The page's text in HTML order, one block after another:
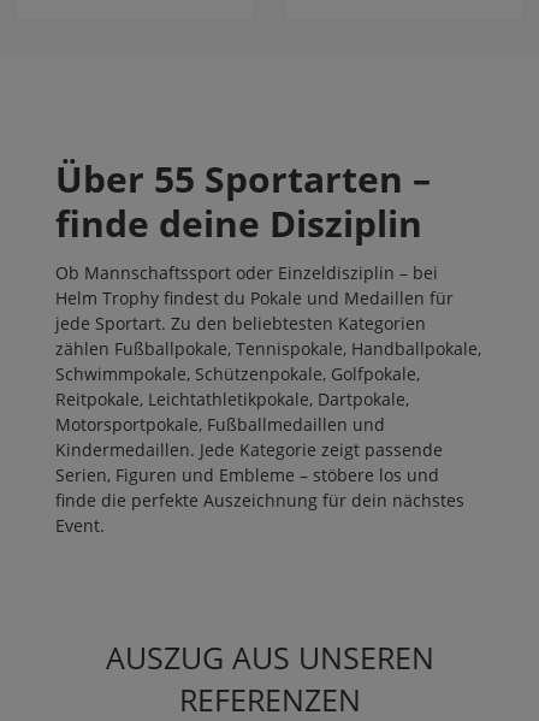
Über 55 Sportarten –
finde deine Disziplin
Ob Mannschaftssport oder Einzeldisziplin – bei
Helm Trophy findest du Pokale und Medaillen für
jede Sportart. Zu den beliebtesten Kategorien
zählen Fußballpokale, Tennispokale, Handballpokale,
Schwimmpokale, Schützenpokale, Golfpokale,
Reitpokale, Leichtathletikpokale, Dartpokale,
Motorsportpokale, Fußballmedaillen und
Kindermedaillen. Jede Kategorie zeigt passende
Serien, Figuren und Embleme – stöbere los und
finde die perfekte Auszeichnung für dein nächstes
Event.
AUSZUG AUS UNSEREN
REFERENZEN